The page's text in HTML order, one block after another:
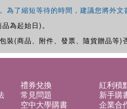
了縮短等待的時間，建議您將外
為起始日)。
(商品、附件、發票、隨貨贈品等)
禮券兌換
紅利積
常見問題
新手購
空中大學購書
企業合